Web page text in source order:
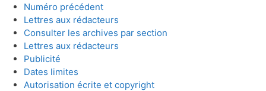
Numéro précédent
Lettres aux rédacteurs
Consulter les archives par section
Lettres aux rédacteurs
Publicité
Dates limites
Autorisation écrite et copyright